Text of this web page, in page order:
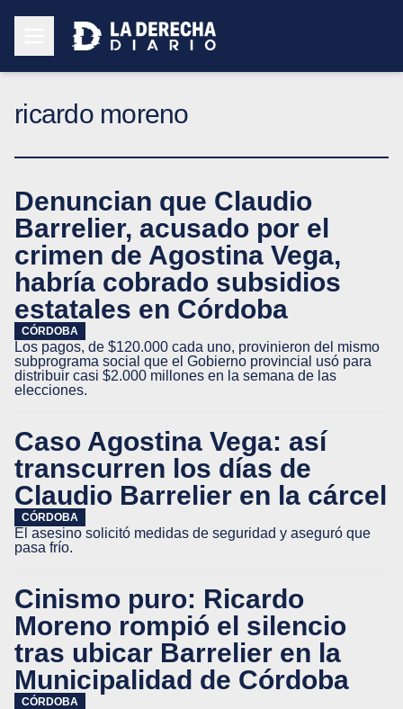
ricardo moreno
Denuncian que Claudio
Barrelier, acusado por el
crimen de Agostina Vega,
habría cobrado subsidios
estatales en Córdoba
CÓRDOBA
Los pagos, de $120.000 cada uno, provinieron del mismo
subprograma social que el Gobierno provincial usó para
distribuir casi $2.000 millones en la semana de las
elecciones.
Caso Agostina Vega: así
transcurren los días de
Claudio Barrelier en la cárcel
CÓRDOBA
El asesino solicitó medidas de seguridad y aseguró que
pasa frío.
Cinismo puro: Ricardo
Moreno rompió el silencio
tras ubicar Barrelier en la
Municipalidad de Córdoba
CÓRDOBA